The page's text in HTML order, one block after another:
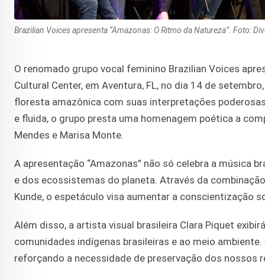
Brazilian Voices apresenta “Amazonas: O Ritmo da Natureza”. Foto:
O renomado grupo vocal feminino Brazilian Voices
Cultural Center, em Aventura, FL, no dia 14 de
floresta amazônica com suas interpretações
e fluida, o grupo presta uma homenagem poética a
Mendes e Marisa Monte.
A apresentação “Amazonas” não só celebra a música
e dos ecossistemas do planeta. Através da
Kunde, o espetáculo visa aumentar a conscientização
Além disso, a artista visual brasileira Clara Piquet
comunidades indígenas brasileiras e ao meio
reforçando a necessidade de preservação dos nossos